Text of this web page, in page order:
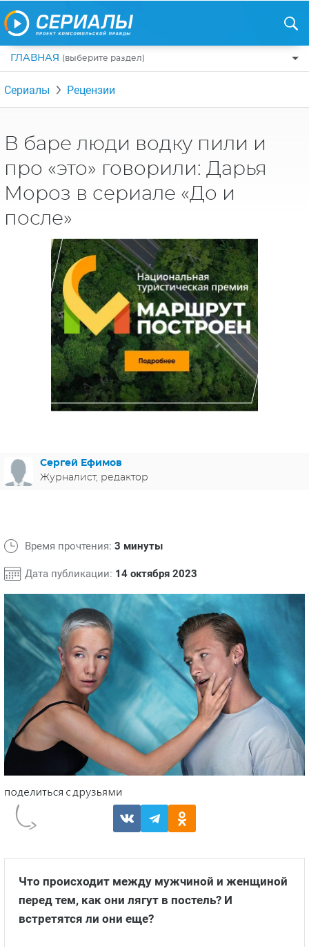
ГЛАВНАЯ (выберите раздел)
ПО ЖАНРАМ
КОМЕДИИ
ДРАМЫ
БОЕВИКИ
ДЕТЕКТИВЫ
КРИМИНАЛ
ФАНТАСТИКА
МЕЛОДРАМЫ
США
АНГЛИЯ
УКРАИНА
ИСПАНИЯ
ФРАНЦИЯ
ГЕРМАНИЯ
РЕЦЕНЗИИ
НА ВЫХОДНЫЕ
НОВОСТИ
ИНТЕРЕСНО
НОВОСТИ ТУРЕЦКИХ СЕРИАЛОВ
АЗИАТСКИЕ СЕРИАЛЫ
ИНТЕРВЬЮ
СВЕТСКИЕ НОВОСТИ
СПОЙЛЕРЫ ИЗ СЕРИАЛОВ
Сериалы Рецензии
В баре люди водку пили и
про «это» говорили: Дарья
Мороз в сериале «До и
после»
Сергей Ефимов
Журналист, редактор
Время прочтения: 3 минуты
Дата публикации: 14 октября 2023
Что происходит между мужчиной и женщиной
перед тем, как они лягут в постель? И
встретятся ли они еще?